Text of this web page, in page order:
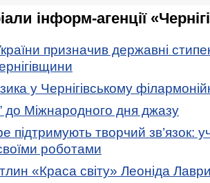
інформ-агенції
призначив державні
у Чернігівському
до Міжнародного дня джазу
підтримують творчий зв’язок:
роботами
«Краса світу» Леоніда